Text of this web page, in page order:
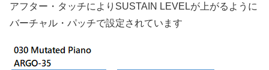
アフター・タッチによりSUSTAIN LEVELが上がるように
バーチャル・パッチで設定されています